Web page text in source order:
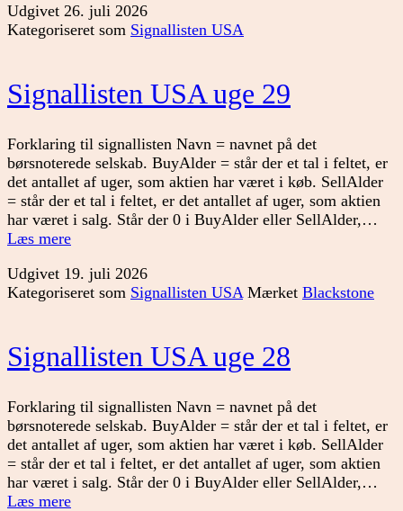
uge
30
Udgivet 26. juli 2026
Kategoriseret som Signallisten USA
Signallisten USA uge 29
Forklaring til signallisten Navn = navnet på det
børsnoterede selskab. BuyAlder = står der et tal i feltet, er
det antallet af uger, som aktien har været i køb. SellAlder
= står der et tal i feltet, er det antallet af uger, som aktien
har været i salg. Står der 0 i BuyAlder eller SellAlder,…
Læs mereSignallisten
uge
29
Udgivet 19. juli 2026
Kategoriseret som Signallisten USA Mærket Blackstone
Signallisten USA uge 28
Forklaring til signallisten Navn = navnet på det
børsnoterede selskab. BuyAlder = står der et tal i feltet, er
det antallet af uger, som aktien har været i køb. SellAlder
= står der et tal i feltet, er det antallet af uger, som aktien
har været i salg. Står der 0 i BuyAlder eller SellAlder,…
Læs mereSignallisten